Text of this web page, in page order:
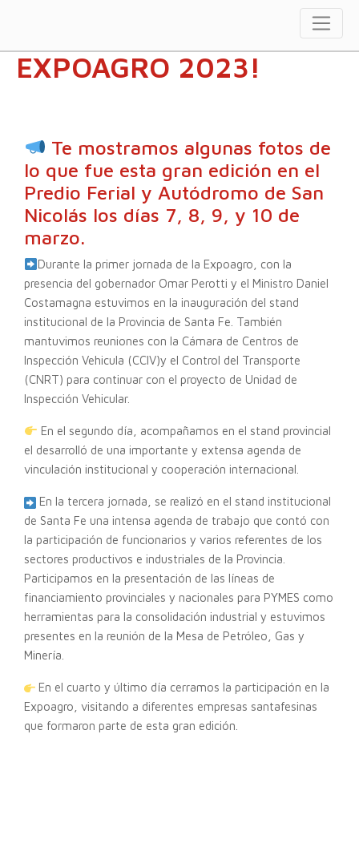
EXPOAGRO 2023!
Te mostramos algunas fotos de
lo que fue esta gran edición en el
Predio Ferial y Autódromo de San
Nicolás los días 7, 8, 9, y 10 de
marzo.
Durante la primer jornada de la Expoagro, con la
presencia del gobernador Omar Perotti y el Ministro Daniel
Costamagna estuvimos en la inauguración del stand
institucional de la Provincia de Santa Fe. También
mantuvimos reuniones con la Cámara de Centros de
Inspección Vehicula (CCIV)y el Control del Transporte
(CNRT) para continuar con el proyecto de Unidad de
Inspección Vehicular.
En el segundo día, acompañamos en el stand provincial
el desarrolló de una importante y extensa agenda de
vinculación institucional y cooperación internacional.
En la tercera jornada, se realizó en el stand institucional
de Santa Fe una intensa agenda de trabajo que contó con
la participación de funcionarios y varios referentes de los
sectores productivos e industriales de la Provincia.
Participamos en la presentación de las líneas de
financiamiento provinciales y nacionales para PYMES como
herramientas para la consolidación industrial y estuvimos
presentes en la reunión de la Mesa de Petróleo, Gas y
Minería.
En el cuarto y último día cerramos la participación en la
Expoagro, visitando a diferentes empresas santafesinas
que formaron parte de esta gran edición.